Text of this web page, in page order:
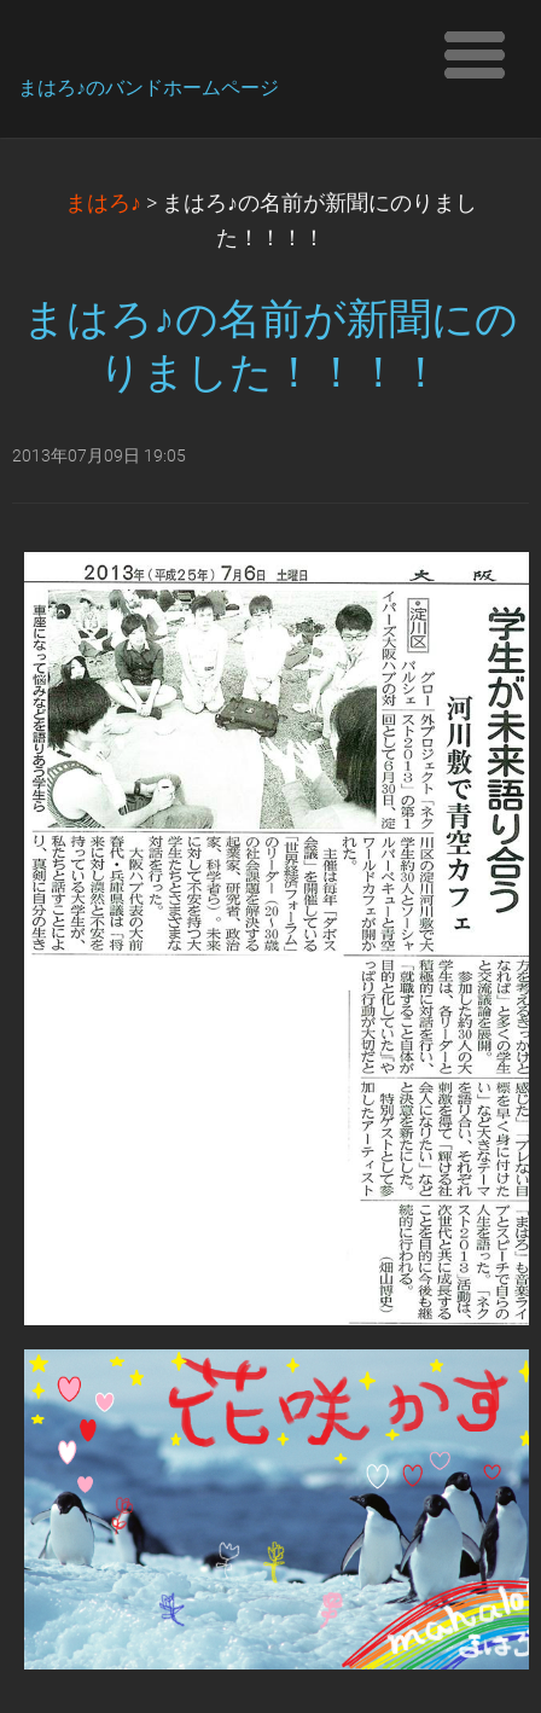
まはろ♪のバンドホームページ
まはろ♪ > まはろ♪の名前が新聞にのりまし
た！！！！
まはろ♪の名前が新聞にの
りました！！！！
2013年07月09日 19:05